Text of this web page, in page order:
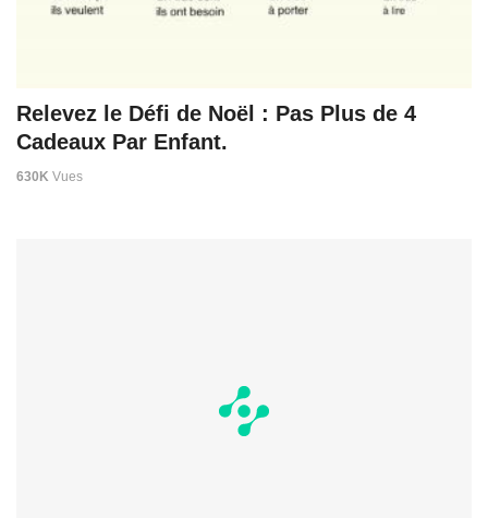
Relevez le Défi de Noël : Pas Plus de 4
Cadeaux Par Enfant.
630K Vues